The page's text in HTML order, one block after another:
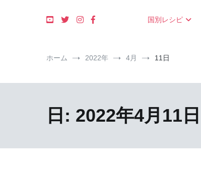
国別レシピ
ホーム 2022年 4月 11日
日: 2022年4月11日